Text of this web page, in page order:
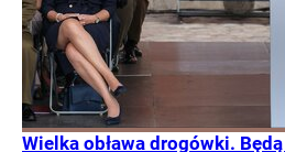
Wielka obława drogówki.